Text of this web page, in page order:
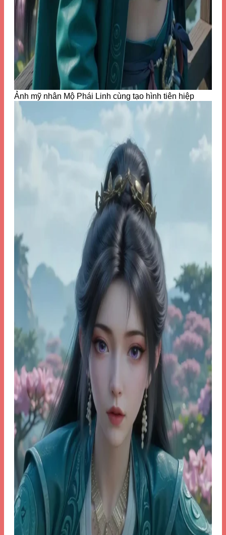
Ảnh mỹ nhân Mộ Phái Linh cùng tạo hình tiên hiệp